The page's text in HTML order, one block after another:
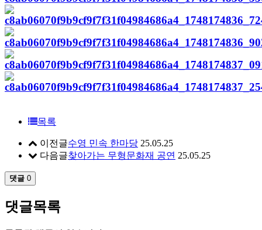
목록
이전글수영 민속 한마당 25.05.25
다음글찾아가는 무형문화재 공연 25.05.25
댓글 0
댓글목록